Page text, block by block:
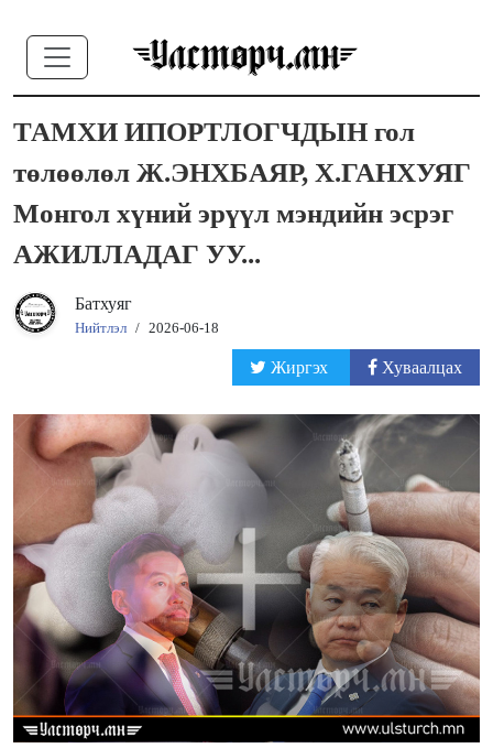
ТАМХИ ИПОРТЛОГЧДЫН гол
төлөөлөл Ж.ЭНХБАЯР, Х.ГАНХУЯГ
Монгол хүний эрүүл мэндийн эсрэг
АЖИЛЛАДАГ УУ...
Батхуяг
Нийтлэл / 2026-06-18
Жиргэх Хуваалцах